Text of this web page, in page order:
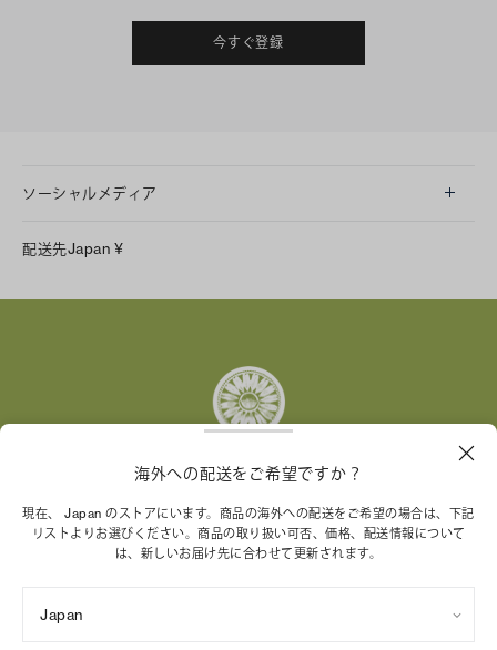
今すぐ登録
ソーシャルメディア
Facebook
配送先Japan ¥
トリー バーチ財団は、女性起業家が持続可能な企業を築
くことを支援しています。
海外への配送をご希望ですか？
現在、 Japan のストアにいます。商品の海外への配送をご希望の場合は、下記
リストよりお選びください。商品の取り扱い可否、価格、配送情報について
は、新しいお届け先に合わせて更新されます。
Japan